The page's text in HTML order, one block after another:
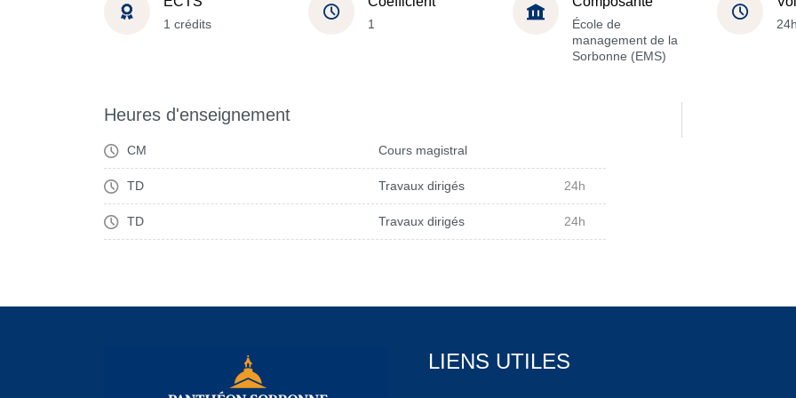
1 crédits 1
École de
management de la
Sorbonne (EMS)
Heures d'enseignement
CM Cours magistral
TD Travaux dirigés 24h
TD Travaux dirigés 24h
LIENS UTILES